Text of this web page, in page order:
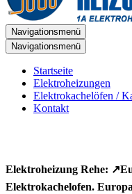
Navigationsmenü
Navigationsmenü
Startseite
Elektroheizungen
Elektrokachelöfen /
Kontakt
Elektroheizung Rehe:
Elektrokachelofen.